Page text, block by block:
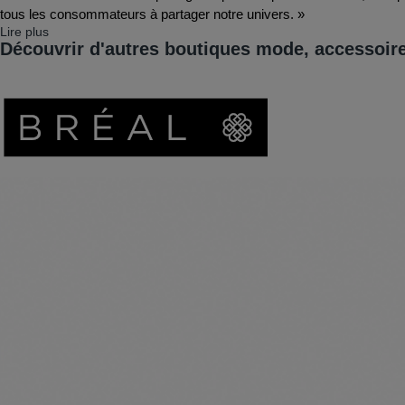
tous les consommateurs à partager notre univers. »
Lire plus
Découvrir d'autres boutiques mode,